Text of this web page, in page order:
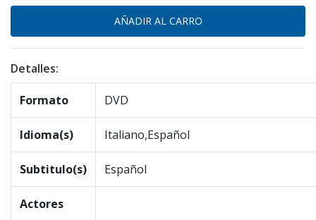
Detalles:
Formato DVD
Idioma(s) Italiano,Español
Subtitulo(s) Español
Actores